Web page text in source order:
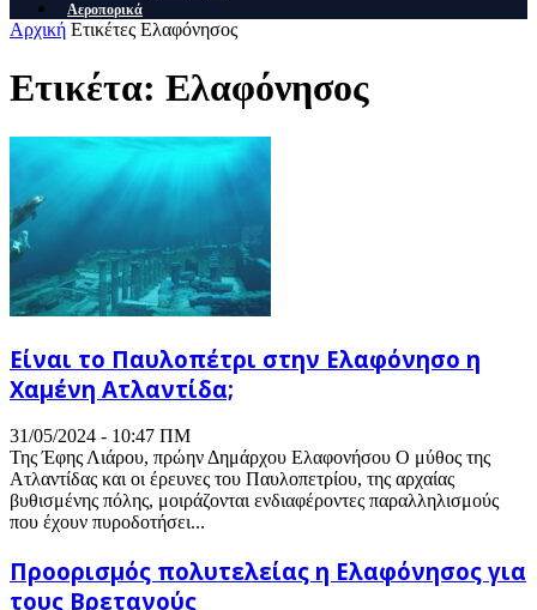
Αεροπορικά
Αρχική Ετικέτες Ελαφόνησος
Ετικέτα: Ελαφόνησος
Είναι το Παυλοπέτρι στην Ελαφόνησο η
Χαμένη Ατλαντίδα;
31/05/2024 - 10:47 ΠΜ
Της Έφης Λιάρου, πρώην Δημάρχου Ελαφονήσου Ο μύθος της
Ατλαντίδας και οι έρευνες του Παυλoπετρίου, της αρχαίας
βυθισμένης πόλης, μοιράζονται ενδιαφέροντες παραλληλισμούς
που έχουν πυροδοτήσει...
Προορισμός πολυτελείας η Ελαφόνησος για
τους Βρετανούς